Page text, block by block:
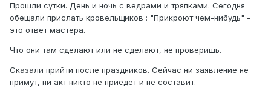
Прошли сутки. День и ночь с ведрами и тряпками. Сегодня
обещали прислать кровельщиков : "Прикроют чем-нибудь" -
это ответ мастера.
Что они там сделают или не сделают, не проверишь.
Сказали прийти после праздников. Сейчас ни заявление не
примут, ни акт никто не приедет и не составит.